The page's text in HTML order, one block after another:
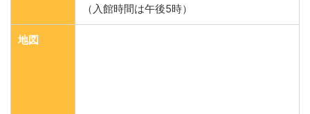
（入館時間は午後5時）
地図